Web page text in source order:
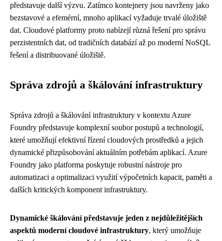
představuje další výzvu. Zatímco kontejnery jsou navrženy jako
bezstavové a efemérní, mnoho aplikací vyžaduje trvalé úložiště
dat. Cloudové platformy proto nabízejí různá řešení pro správu
perzistentních dat, od tradičních databází až po moderní NoSQL
řešení a distribuované úložiště.
Správa zdrojů a škálování infrastruktury
Správa zdrojů a škálování infrastruktury v kontextu Azure
Foundry představuje komplexní soubor postupů a technologií,
které umožňují efektivní řízení cloudových prostředků a jejich
dynamické přizpůsobování aktuálním potřebám aplikací. Azure
Foundry jako platforma poskytuje robustní nástroje pro
automatizaci a optimalizaci využití výpočetních kapacit, paměti a
dalších kritických komponent infrastruktury.
Dynamické škálování představuje jeden z nejdůležitějších
aspektů moderní cloudové infrastruktury, který umožňuje